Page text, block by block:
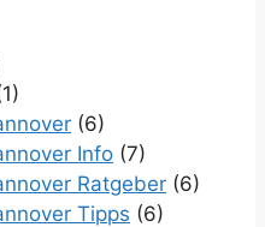
(6)
Info (7)
Ratgeber (6)
Tipps (6)